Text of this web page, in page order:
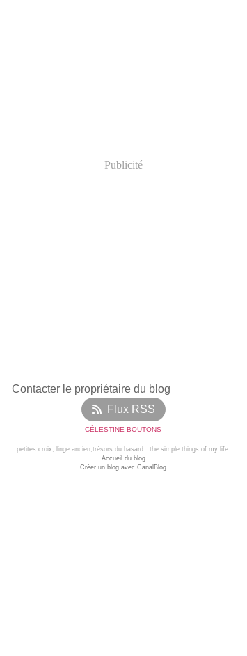
Publicité
Contacter le propriétaire du blog
Flux RSS
CÉLESTINE BOUTONS
petites croix, linge ancien,trésors du hasard...the simple things of my life.
Accueil du blog
Créer un blog avec CanalBlog